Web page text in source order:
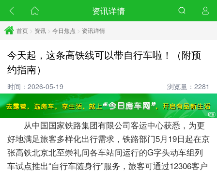
资讯详情
首页 > 资讯 > 今日焦点 > 资讯详情
今天起，这条高铁线可以带自行车啦！（附预
约指南）
时间：2026-05-19 浏览量：2281
从中国国家铁路集团有限公司客运中心获悉，为更
好地满足旅客多样化出行需求，铁路部门5月19日起在京
张高铁北京北至崇礼间各车站间运行的G字头动车组列
车试点推出“自行车随身行”服务，旅客可通过12306客户